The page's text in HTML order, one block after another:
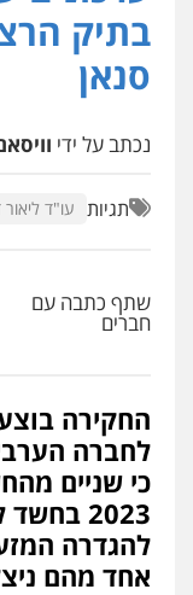
בתיק
סנאן
נכתב על ידי
תגיות עו"ד ליאור
שתף כתבה עם
חברים
החקירה
לחברה
כי שניים
2023
להגדרה
אחד מהם